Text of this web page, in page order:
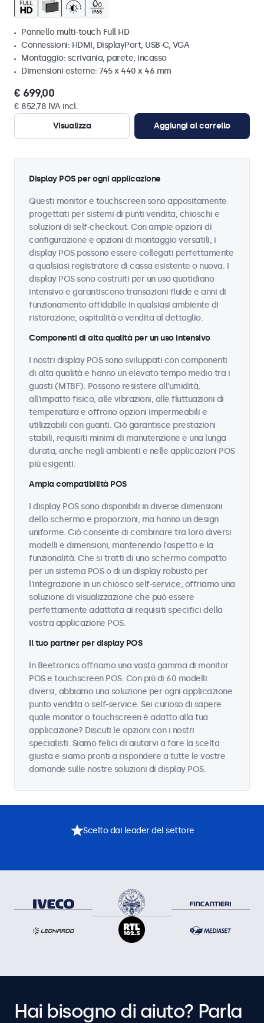
Pannello multi-touch Full HD
Connessioni: HDMI, DisplayPort, USB-C, VGA
Montaggio: scrivania, parete, incasso
Dimensioni esterne: 745 x 440 x 46 mm
€ 699,00
€ 852,78 IVA incl.
Visualizza
Aggiungi al carrello
Display POS per ogni applicazione
Questi monitor e touchscreen sono appositamente
progettati per sistemi di punti vendita, chioschi e
soluzioni di self-checkout. Con ampie opzioni di
configurazione e opzioni di montaggio versatili, i
display POS possono essere collegati perfettamente
a qualsiasi registratore di cassa esistente o nuova. I
display POS sono costruiti per un uso quotidiano
intensivo e garantiscono transazioni fluide e anni di
funzionamento affidabile in qualsiasi ambiente di
ristorazione, ospitalità o vendita al dettaglio.
Componenti di alta qualità per un uso intensivo
I nostri display POS sono sviluppati con componenti
di alta qualità e hanno un elevato tempo medio tra i
guasti (MTBF). Possono resistere all'umidità,
all'impatto fisico, alle vibrazioni, alle fluttuazioni di
temperatura e offrono opzioni impermeabili e
utilizzabili con guanti. Ciò garantisce prestazioni
stabili, requisiti minimi di manutenzione e una lunga
durata, anche negli ambienti e nelle applicazioni POS
più esigenti.
Ampia compatibilità POS
I display POS sono disponibili in diverse dimensioni
dello schermo e proporzioni, ma hanno un design
uniforme. Ciò consente di combinare tra loro diversi
modelli e dimensioni, mantenendo l'aspetto e la
funzionalità. Che si tratti di uno schermo compatto
per un sistema POS o di un display robusto per
l'integrazione in un chiosco self-service, offriamo una
soluzione di visualizzazione che può essere
perfettamente adattata ai requisiti specifici della
vostra applicazione POS.
Il tuo partner per display POS
In Beetronics offriamo una vasta gamma di monitor
POS e touchscreen POS. Con più di 60 modelli
diversi, abbiamo una soluzione per ogni applicazione
punto vendita o self-service. Sei curioso di sapere
quale monitor o touchscreen è adatto alla tua
applicazione? Discuti le opzioni con i nostri
specialisti. Siamo felici di aiutarvi a fare la scelta
giusta e siamo pronti a rispondere a tutte le vostre
domande sulle nostre soluzioni di display POS.
Scelto dai leader del settore
Hai bisogno di aiuto? Parla